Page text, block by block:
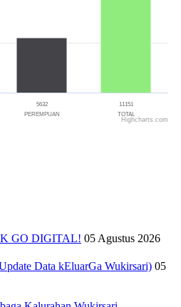
5632
PEREMPUAN
11151
TOTAL
Highcharts.com
GO DIGITAL! 05 Agustus 2026
Data kEluarGa Wukirsari) 05